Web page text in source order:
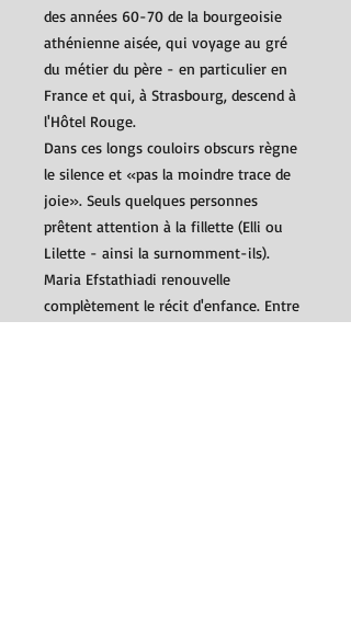
des années 60-70 de la bourgeoisie
athénienne aisée, qui voyage au gré
du métier du père - en particulier en
France et qui, à Strasbourg, descend à
l'Hôtel Rouge.
Dans ces longs couloirs obscurs règne
le silence et «pas la moindre trace de
joie». Seuls quelques personnes
prêtent attention à la fillette (Elli ou
Lilette - ainsi la surnomment-ils).
Maria Efstathiadi renouvelle
complètement le récit d'enfance. Entre